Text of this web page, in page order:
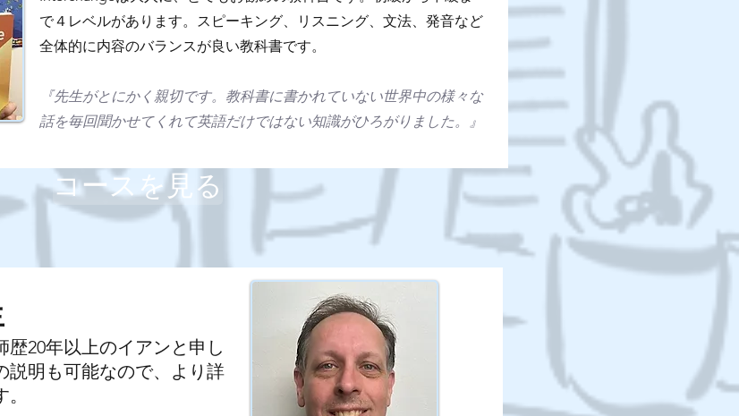
で４レベルがあります。スピーキング、リスニング、文法、発音など
全体的に内容のバランスが良い教科書です。
『先生がとにかく親切です。教科書に書かれていない世界中の様々な
話を毎回聞かせてくれて英語だけではない知識がひろがりました。』
コースを見る
歴20年以上のイアンと申し
説明も可能なので、より詳